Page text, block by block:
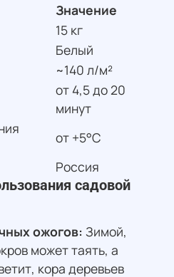
Значение
15 кг
Белый
~140 л/м²
от 4,5 до 20
минут
от +5°C
Россия
садовой
ожогов: Зимой,
может таять, а
кора деревьев